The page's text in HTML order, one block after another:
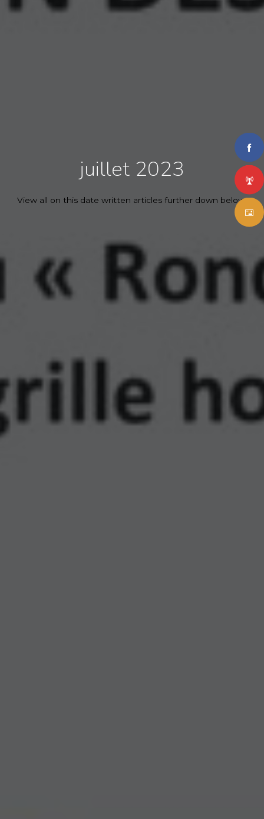
juillet 2023
View all on this date written articles further down below.